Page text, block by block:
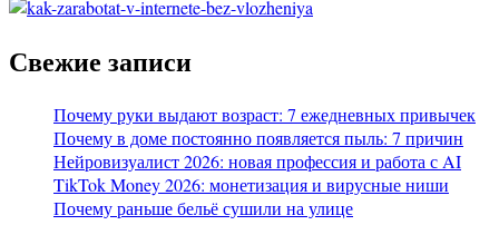
Свежие записи
Почему руки выдают возраст: 7 ежедневных привычек
Почему в доме постоянно появляется пыль: 7 причин
Нейровизуалист 2026: новая профессия и работа с AI
TikTok Money 2026: монетизация и вирусные ниши
Почему раньше бельё сушили на улице